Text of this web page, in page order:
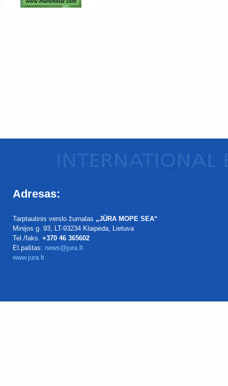
Adresas:
Tarptautinis verslo žurnalas „JŪRA MOPE SEA“
Minijos g. 93, LT-93234 Klaipėda, Lietuva
Tel./faks. +370 46 365602
El.paštas: news@jura.lt
www.jura.lt